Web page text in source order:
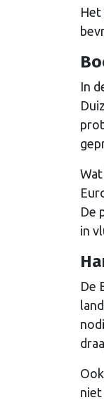
Het
In
De
in
De
niet